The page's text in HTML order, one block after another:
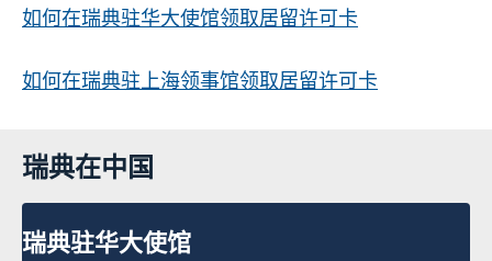
如何在瑞典驻华大使馆领取居留许可卡
如何在瑞典驻上海领事馆领取居留许可卡
瑞典在中国
瑞典驻华大使馆